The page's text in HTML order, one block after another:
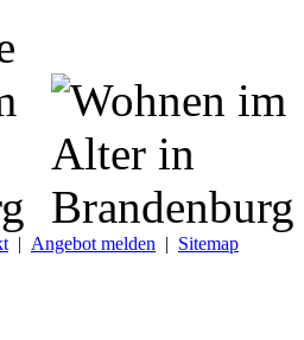
| Angebot melden | Sitemap